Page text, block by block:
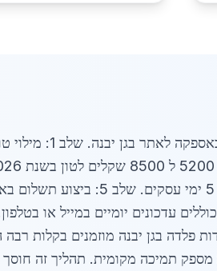
תהליך ההזמנה צעד אחר
מפורט. שלב 4: תיאום לוחות זמנים עם
מספק תמיכה מקומית. תהליך זה